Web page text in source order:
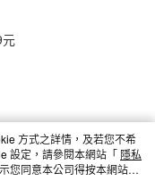
方式之詳情，及若您不希
設定，請參閱本網站「 隱私
您同意本公司得按本網站使